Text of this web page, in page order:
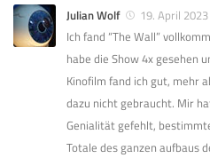
Julian Wolf
19. April
Ich fand “The Wall”
habe die Show 4x gesehen
Kinofilm fand ich gut, mehr
dazu nicht gebraucht. Mir
Genialität gefehlt,
Totale des ganzen aufbaus